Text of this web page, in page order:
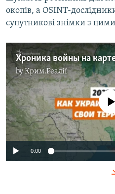
окопів, а OSINT-
супутникові знімки з
byКрим.Реалії
No media
0:00